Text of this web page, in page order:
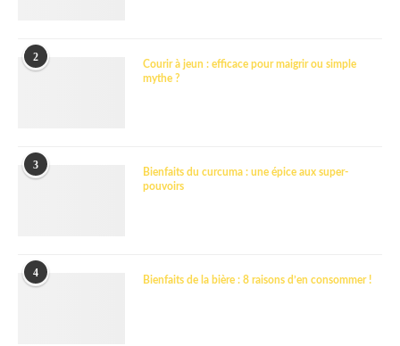
2
Courir à jeun : efficace pour maigrir ou simple
mythe ?
3
Bienfaits du curcuma : une épice aux super-
pouvoirs
4
Bienfaits de la bière : 8 raisons d’en consommer !